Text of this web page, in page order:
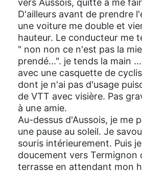
vers Aussois, quitte à me
D'ailleurs avant de prendre
une voiture me double et
hauteur. Le conducteur me
" non non ce n'est pas la
prendé...". je tends la main
avec une casquette de
dont je n'ai pas d'usage
de VTT avec visière. Pas
à une amie.
Au-dessus d'Aussois, je me
une pause au soleil. Je
souris intérieurement. Puis
doucement vers Termignon
terrasse en attendant mon